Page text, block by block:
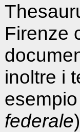
Firenze
inoltre i
federale